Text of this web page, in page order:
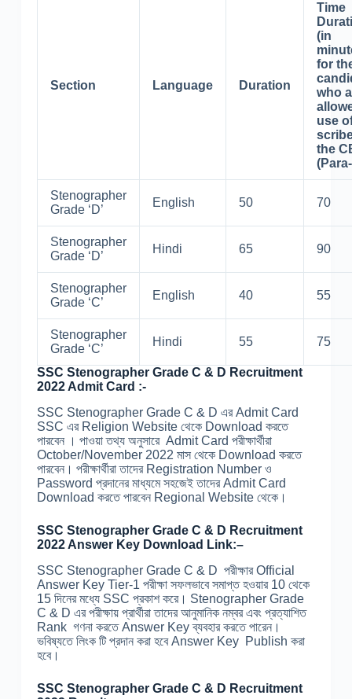
Section Language Duration
Time
(in
for
who
use
the
Stenographer
Grade ‘D’
English 50 70
Stenographer
Grade ‘D’
Hindi 65 90
Stenographer
Grade ‘C’
English 40 55
Stenographer
Grade ‘C’
Hindi 55 75
SSC Stenographer Grade C & D Recruitment
2022 Admit Card :-
SSC Stenographer Grade C & D এর Admit Card
SSC এর Religion Website থেকে Download করতে
পারবেন । পাওয়া তথ্য অনুসারে Admit Card পরীক্ষার্থীরা
October/November 2022 মাস থেকে Download করতে
পারবেন। পরীক্ষার্থীরা তাদের Registration Number ও
Password প্রদানের মাধ্যমে সহজেই তাদের Admit Card
Download করতে পারবেন Regional Website থেকে।
SSC Stenographer Grade C & D Recruitment
2022 Answer Key Download Link:–
SSC Stenographer Grade C & D পরীক্ষার Official
Answer Key Tier-1 পরীক্ষা সফলভাবে সমাপ্ত হওয়ার 10 থেকে
15 দিনের মধ্যে SSC প্রকাশ করে। Stenographer Grade
C & D এর পরীক্ষায় প্রার্থীরা তাদের আনুমানিক নম্বর এবং প্রত্যাশিত
Rank গণনা করতে Answer Key ব্যবহার করতে পারেন।
ভবিষ্যতে লিংক টি প্রদান করা হবে Answer Key Publish করা
হবে।
SSC Stenographer Grade C & D Recruitment